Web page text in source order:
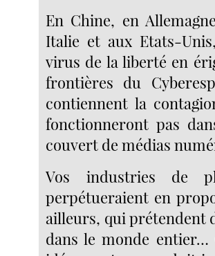
En Chine, en
Italie et aux Etats-
virus de la liberté en
frontières du
contiennent la
fonctionneront pas
couvert de médias
Vos industries de
perpétueraient en
ailleurs, qui prétendent
dans le monde entier…